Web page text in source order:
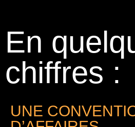
En
chiffres :
UNE